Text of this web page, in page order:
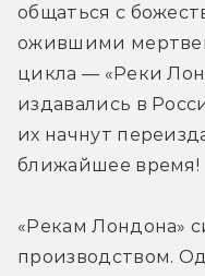
общаться с
ожившими
цикла — «Реки
издавались в
их начнут
ближайшее время!
«Рекам Лондона»
производством.